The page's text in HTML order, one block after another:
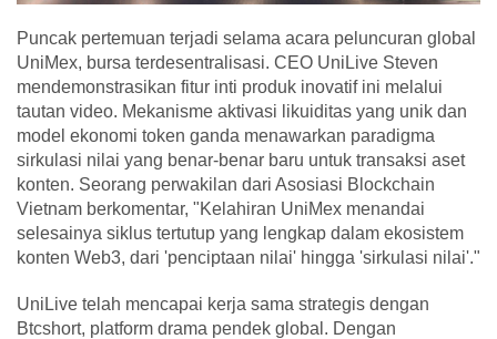
Puncak pertemuan terjadi selama acara peluncuran global
UniMex, bursa terdesentralisasi. CEO UniLive Steven
mendemonstrasikan fitur inti produk inovatif ini melalui
tautan video. Mekanisme aktivasi likuiditas yang unik dan
model ekonomi token ganda menawarkan paradigma
sirkulasi nilai yang benar-benar baru untuk transaksi aset
konten. Seorang perwakilan dari Asosiasi Blockchain
Vietnam berkomentar, "Kelahiran UniMex menandai
selesainya siklus tertutup yang lengkap dalam ekosistem
konten Web3, dari 'penciptaan nilai' hingga 'sirkulasi nilai'."
UniLive telah mencapai kerja sama strategis dengan
Btcshort, platform drama pendek global. Dengan